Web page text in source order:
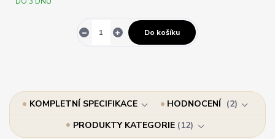
Do košíku
KOMPLETNÍ SPECIFIKACE HODNOCENÍ
2
PRODUKTY KATEGORIE 12